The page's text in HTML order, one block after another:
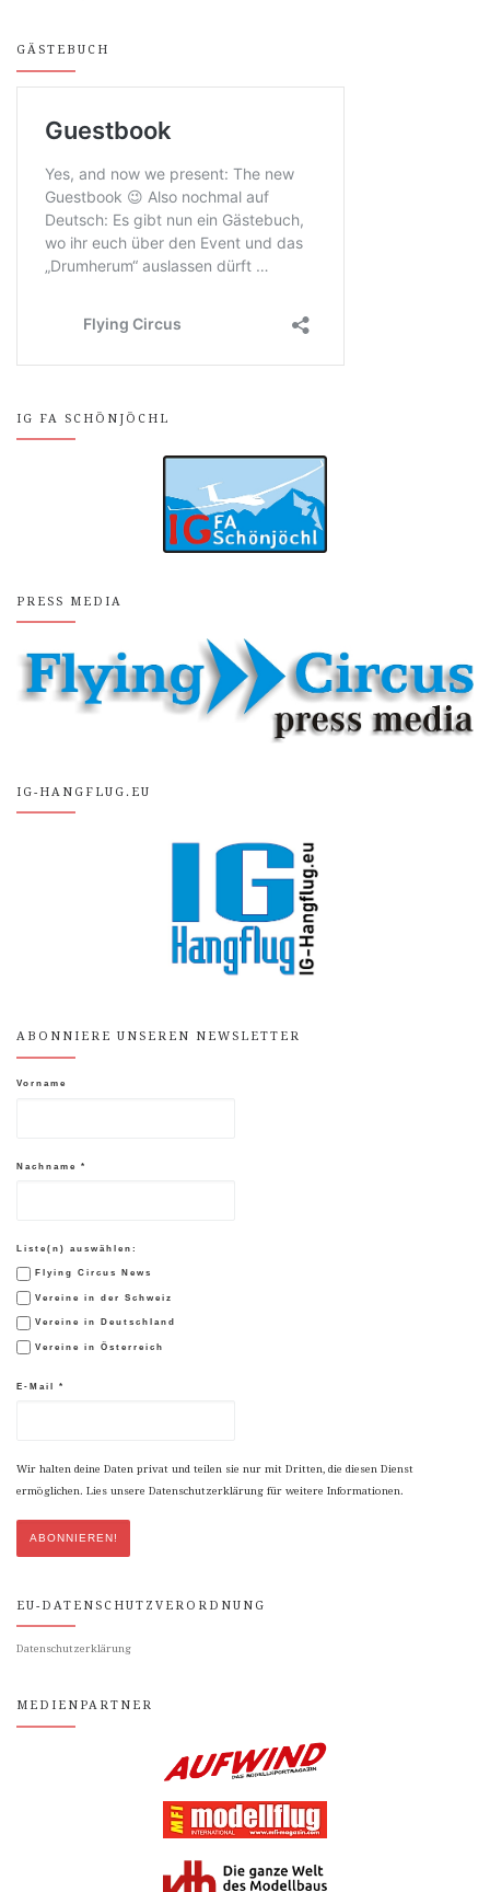
GÄSTEBUCH
IG FA SCHÖNJÖCHL
PRESS MEDIA
IG-HANGFLUG.EU
ABONNIERE UNSEREN NEWSLETTER
Vorname
Nachname *
Liste(n) auswählen:
Flying Circus News
Vereine in der Schweiz
Vereine in Deutschland
Vereine in Österreich
E-Mail *
Wir halten deine Daten privat und teilen sie nur mit Dritten, die diesen Dienst
ermöglichen. Lies unsere Datenschutzerklärung für weitere Informationen.
EU-DATENSCHUTZVERORDNUNG
Datenschutzerklärung
MEDIENPARTNER